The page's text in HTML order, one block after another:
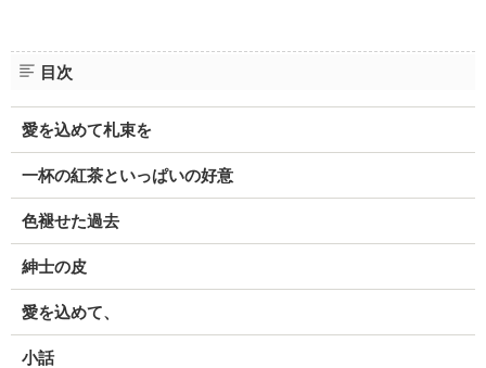
目次
愛を込めて札束を
一杯の紅茶といっぱいの好意
色褪せた過去
紳士の皮
愛を込めて、
小話